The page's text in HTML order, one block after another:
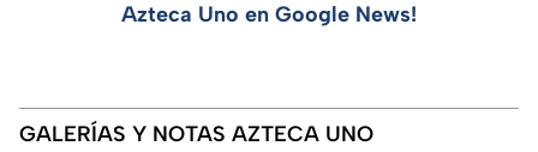
Azteca Uno en Google News!
GALERÍAS Y NOTAS AZTECA UNO